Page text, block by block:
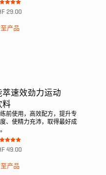
mit
29.00
产品
萃速效劲力运动
料
前使用，高效配方，提升专
、使精力充沛，取得最好成
mit
49.00
产品